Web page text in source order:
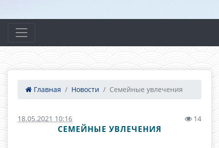
Главная Новости Семейные увлечения
18.05.2021 10:16 14
СЕМЕЙНЫЕ УВЛЕЧЕНИЯ